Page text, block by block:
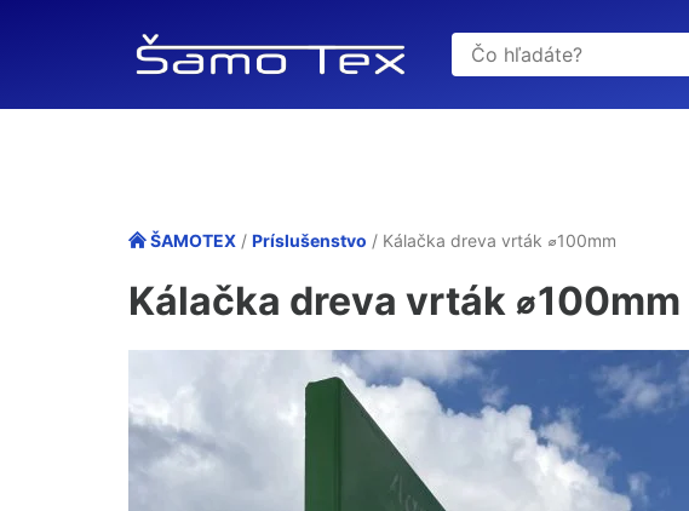
ŠAMOTEX / Príslušenstvo / Kálačka dreva vrták ⌀100mm
Kálačka dreva vrták ⌀100mm